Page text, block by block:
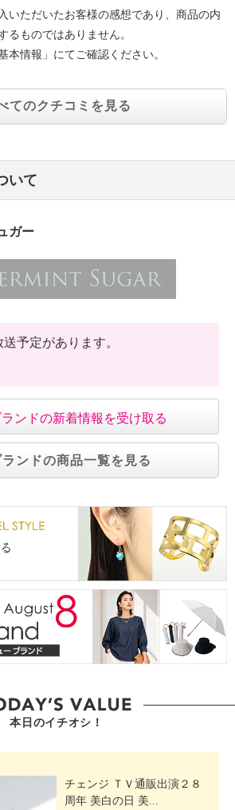
いただいたお客様の感想であり、商品の内
るものではありません。
本情報」にてご確認ください。
てのクチコミを見る
いて
ガー
予定があります。
ンドの新着情報を受け取る
ランドの商品一覧を見る
本日のイチオシ！
チェンジ ＴＶ通販出演２８
周年 美白の日 美...